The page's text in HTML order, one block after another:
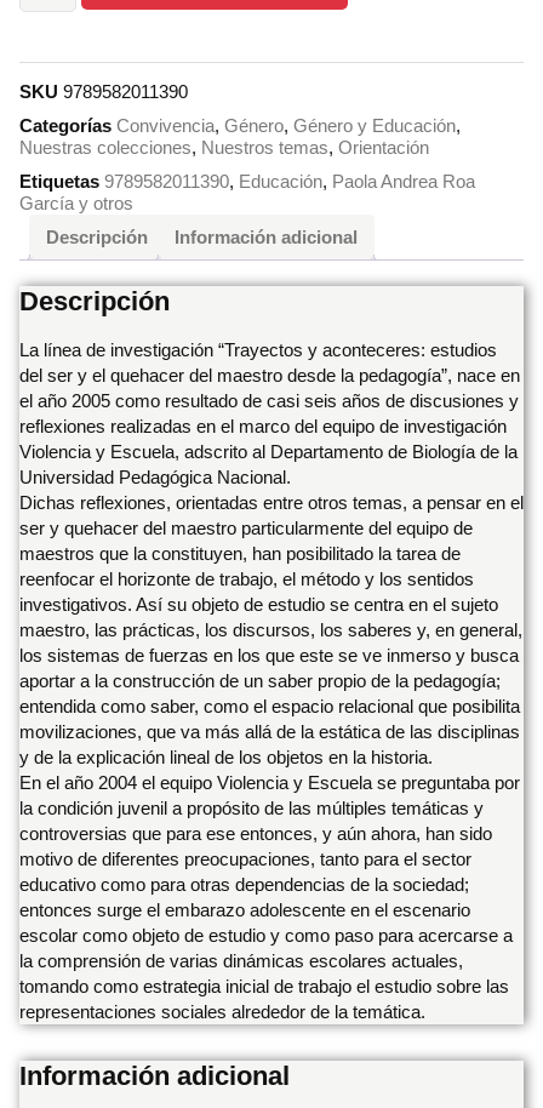
SKU 9789582011390
Categorías Convivencia, Género, Género y Educación,
Nuestras colecciones, Nuestros temas, Orientación
Etiquetas 9789582011390, Educación, Paola Andrea Roa
García y otros
Descripción
Información adicional
Descripción
La línea de investigación “Trayectos y aconteceres: estudios
del ser y el quehacer del maestro desde la pedagogía”, nace en
el año 2005 como resultado de casi seis años de discusiones y
reflexiones realizadas en el marco del equipo de investigación
Violencia y Escuela, adscrito al Departamento de Biología de la
Universidad Pedagógica Nacional.
Dichas reflexiones, orientadas entre otros temas, a pensar en el
ser y quehacer del maestro particularmente del equipo de
maestros que la constituyen, han posibilitado la tarea de
reenfocar el horizonte de trabajo, el método y los sentidos
investigativos. Así su objeto de estudio se centra en el sujeto
maestro, las prácticas, los discursos, los saberes y, en general,
los sistemas de fuerzas en los que este se ve inmerso y busca
aportar a la construcción de un saber propio de la pedagogía;
entendida como saber, como el espacio relacional que posibilita
movilizaciones, que va más allá de la estática de las disciplinas
y de la explicación lineal de los objetos en la historia.
En el año 2004 el equipo Violencia y Escuela se preguntaba por
la condición juvenil a propósito de las múltiples temáticas y
controversias que para ese entonces, y aún ahora, han sido
motivo de diferentes preocupaciones, tanto para el sector
educativo como para otras dependencias de la sociedad;
entonces surge el embarazo adolescente en el escenario
escolar como objeto de estudio y como paso para acercarse a
la comprensión de varias dinámicas escolares actuales,
tomando como estrategia inicial de trabajo el estudio sobre las
representaciones sociales alrededor de la temática.
Información adicional